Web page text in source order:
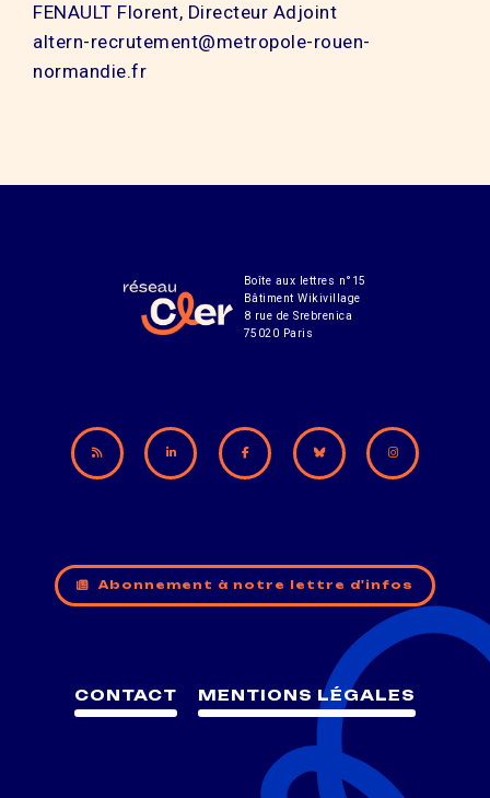
FENAULT Florent, Directeur Adjoint
altern-recrutement@metropole-rouen-
normandie.fr
Boîte aux lettres n°15
Bâtiment Wikivillage
8 rue de Srebrenica
75020 Paris
Abonnement à notre lettre d'infos
CONTACT MENTIONS LÉGALES